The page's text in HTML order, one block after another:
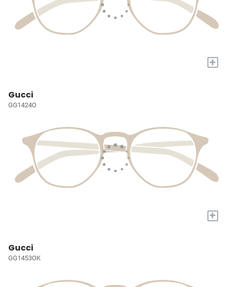
+
Gucci
GG1424O
+
Gucci
GG1453OK